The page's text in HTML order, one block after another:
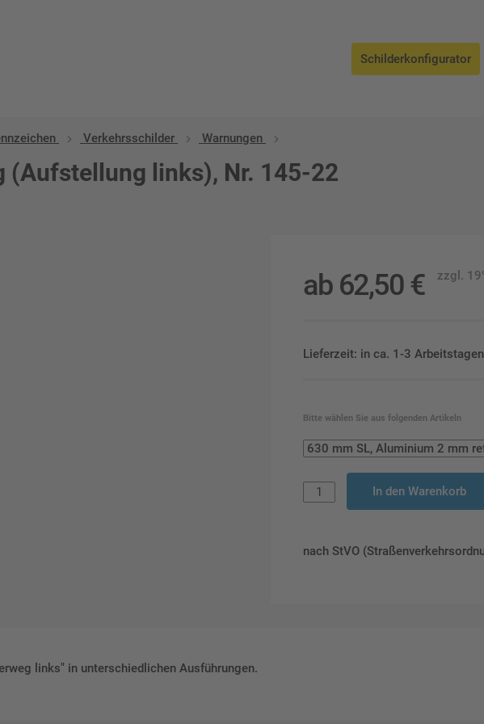
Schilderkonfigurator
Verkehrsschilder Warnungen
(Aufstellung links), Nr. 145-22
ab 62,50 € zzgl.
Lieferzeit: in ca. 1-3
Bitte wählen Sie aus folgenden Artikeln
In den Warenkorb
nach StVO
links" in unterschiedlichen Ausführungen.